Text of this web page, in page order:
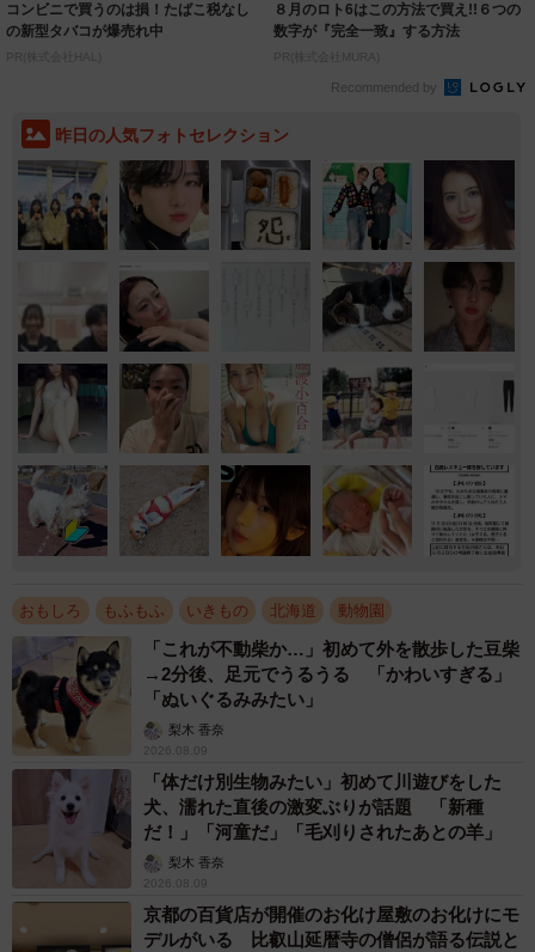
コンビニで買うのは損！たばこ税なし
の新型タバコが爆売れ中
PR(株式会社HAL)
８月のロト6はこの方法で買え!!６つの
数字が『完全一致』する方法
PR(株式会社MURA)
Recommended by
昨日の人気フォトセレクション
おもしろ もふもふ いきもの 北海道 動物園
「これが不動柴か…」初めて外を散歩した豆柴
→2分後、足元でうるうる 「かわいすぎる」
「ぬいぐるみみたい」
梨木 香奈
2026.08.09
「体だけ別生物みたい」初めて川遊びをした
犬、濡れた直後の激変ぶりが話題 「新種
だ！」「河童だ」「毛刈りされたあとの羊」
梨木 香奈
2026.08.09
京都の百貨店が開催のお化け屋敷のお化けにモ
デルがいる 比叡山延暦寺の僧侶が語る伝説と